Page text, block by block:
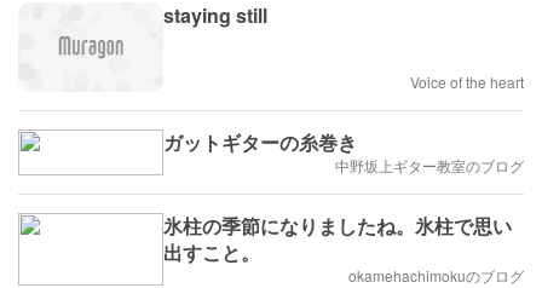
staying still
Voice of the heart
ガットギターの糸巻き
中野坂上ギター教室のブログ
氷柱の季節になりましたね。氷柱で思い
出すこと。
okamehachimokuのブログ